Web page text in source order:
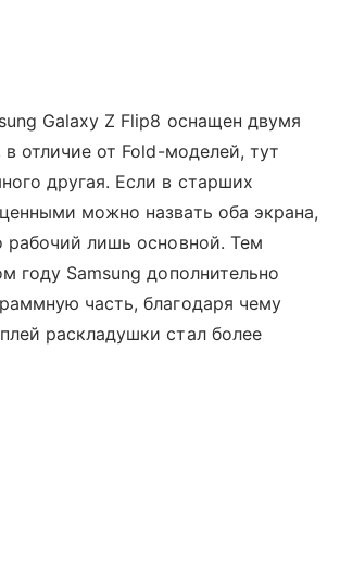
Galaxy Z Flip8 оснащен двумя
отличие от Fold-моделей, тут
другая. Если в старших
можно назвать оба экрана,
рабочий лишь основной. Тем
году Samsung дополнительно
часть, благодаря чему
раскладушки стал более